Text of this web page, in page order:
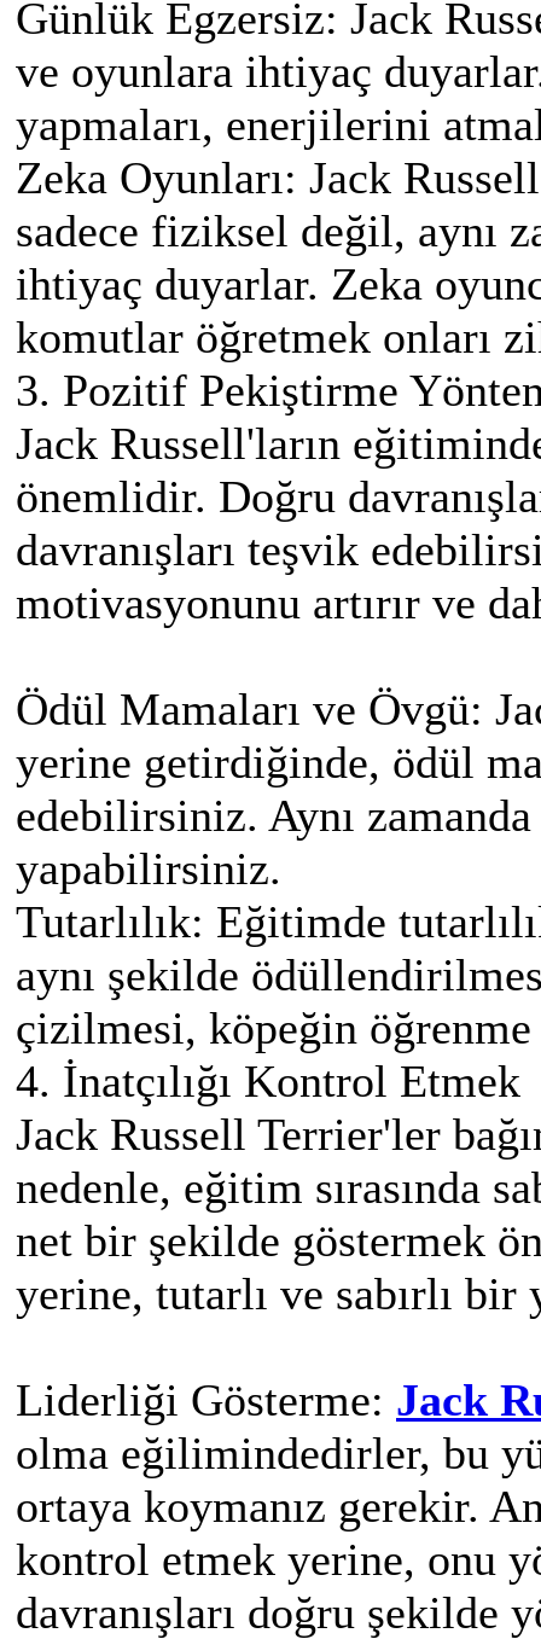
Günlük Egzersiz: Jack
ve oyunlara ihtiyaç
yapmaları, enerjilerini
Zeka Oyunları: Jack
sadece fiziksel değil, aynı
ihtiyaç duyarlar. Zeka
komutlar öğretmek onları
3. Pozitif Pekiştirme
Jack Russell'ların
önemlidir. Doğru
davranışları teşvik
motivasyonunu artırır ve
Ödül Mamaları ve Övgü:
yerine getirdiğinde, ödül
edebilirsiniz. Aynı
yapabilirsiniz.
Tutarlılık: Eğitimde
aynı şekilde
çizilmesi, köpeğin öğrenme
4. İnatçılığı Kontrol Etmek
Jack Russell Terrier'ler
nedenle, eğitim sırasında
net bir şekilde göstermek
yerine, tutarlı ve sabırlı
Liderliği Gösterme: Jack
olma eğilimindedirler, bu
ortaya koymanız gerekir.
kontrol etmek yerine, onu
davranışları doğru şekilde